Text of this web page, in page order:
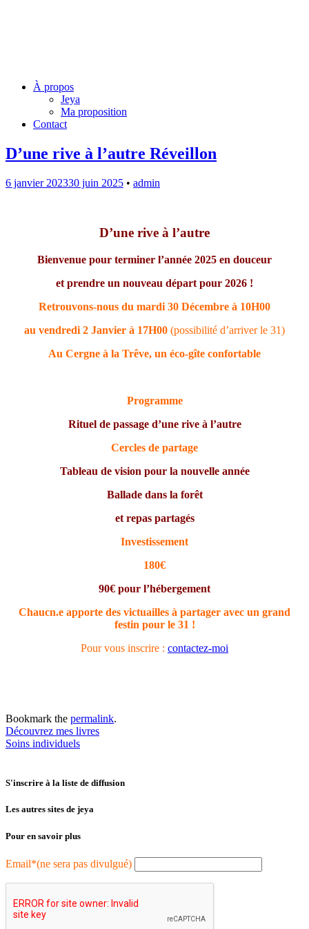
Menu
Skip
À propos
Jeya
Ma proposition
Contact
D’une rive à l’autre Réveillon
6 janvier 202330 juin 2025 • admin
D’une rive à l’autre
Bienvenue pour terminer l’année 2025 en douceur
et prendre un nouveau départ pour 2026 !
Retrouvons-nous du mardi 30 Décembre à 10H00
au vendredi 2 Janvier à 17H00 (possibilité d’arriver le 31)
Au Cergne à la Trêve, un éco-gîte confortable
Programme
Rituel de passage d’une rive à l’autre
Cercles de partage
Tableau de vision pour la nouvelle année
Ballade dans la forêt
et repas partagés
Investissement
180€
90€ pour l’hébergement
Chaucn.e apporte des victuailles à partager avec un grand
festin pour le 31 !
Pour vous inscrire : contactez-moi
Bookmark the permalink.
Post
navigation
Découvrez mes livres
Soins individuels
S'inscrire à la liste de diffusion
Les autres sites de jeya
Pour en savoir plus
Email*(ne sera pas divulgué)